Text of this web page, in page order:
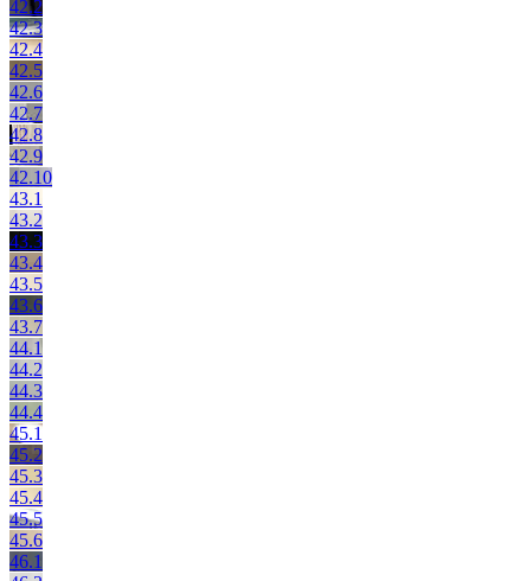
42.2
42.3
42.4
42.5
42.6
42.7
42.8
42.9
42.10
43.1
43.2
43.3
43.4
43.5
43.6
43.7
44.1
44.2
44.3
44.4
45.1
45.2
45.3
45.4
45.5
45.6
46.1